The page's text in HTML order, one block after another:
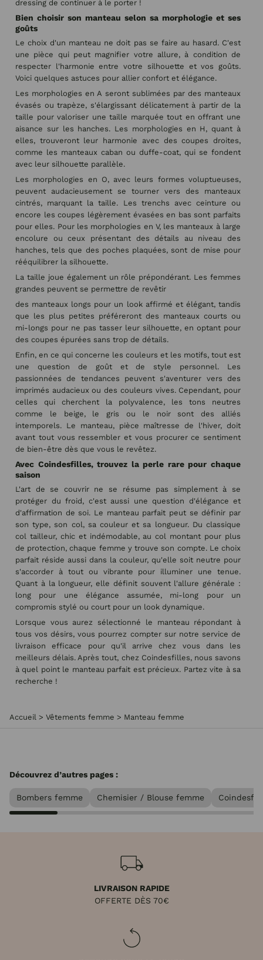
dressing de continuer à le porter !
Bien choisir son manteau selon sa morphologie et ses
goûts
Le choix d'un manteau ne doit pas se faire au hasard. C'est
une pièce qui peut magnifier votre allure, à condition de
respecter l'harmonie entre votre silhouette et vos goûts.
Voici quelques astuces pour allier confort et élégance.
Les morphologies en A seront sublimées par des manteaux
évasés ou trapèze, s'élargissant délicatement à partir de la
taille pour valoriser une taille marquée tout en offrant une
aisance sur les hanches. Les morphologies en H, quant à
elles, trouveront leur harmonie avec des coupes droites,
comme les manteaux caban ou duffe-coat, qui se fondent
avec leur silhouette parallèle.
Les morphologies en O, avec leurs formes voluptueuses,
peuvent audacieusement se tourner vers des manteaux
cintrés, marquant la taille. Les trenchs avec ceinture ou
encore les coupes légèrement évasées en bas sont parfaits
pour elles. Pour les morphologies en V, les manteaux à large
encolure ou ceux présentant des détails au niveau des
hanches, tels que des poches plaquées, sont de mise pour
rééquilibrer la silhouette.
La taille joue également un rôle prépondérant. Les femmes
grandes peuvent se permettre de revêtir
des manteaux longs pour un look affirmé et élégant, tandis
que les plus petites préféreront des manteaux courts ou
mi-longs pour ne pas tasser leur silhouette, en optant pour
des coupes épurées sans trop de détails.
Enfin, en ce qui concerne les couleurs et les motifs, tout est
une question de goût et de style personnel. Les
passionnées de tendances peuvent s'aventurer vers des
imprimés audacieux ou des couleurs vives. Cependant, pour
celles qui cherchent la polyvalence, les tons neutres
comme le beige, le gris ou le noir sont des alliés
intemporels. Le manteau, pièce maîtresse de l'hiver, doit
avant tout vous ressembler et vous procurer ce sentiment
de bien-être dès que vous le revêtez.
Avec Coindesfilles, trouvez la perle rare pour chaque
saison
L'art de se couvrir ne se résume pas simplement à se
protéger du froid, c'est aussi une question d'élégance et
d'affirmation de soi. Le manteau parfait peut se définir par
son type, son col, sa couleur et sa longueur. Du classique
col tailleur, chic et indémodable, au col montant pour plus
de protection, chaque femme y trouve son compte. Le choix
parfait réside aussi dans la couleur, qu'elle soit neutre pour
s'accorder à tout ou vibrante pour illuminer une tenue.
Quant à la longueur, elle définit souvent l'allure générale :
long pour une élégance assumée, mi-long pour un
compromis stylé ou court pour un look dynamique.
Lorsque vous aurez sélectionné le manteau répondant à
tous vos désirs, vous pourrez compter sur notre service de
livraison efficace pour qu'il arrive chez vous dans les
meilleurs délais. Après tout, chez Coindesfilles, nous savons
à quel point le manteau parfait est précieux. Partez vite à sa
recherche !
Accueil > Vêtements femme > Manteau femme
Découvrez d’autres pages :
Bombers femme Chemisier / Blouse femme
LIVRAISON RAPIDE
OFFERTE DÈS 70€